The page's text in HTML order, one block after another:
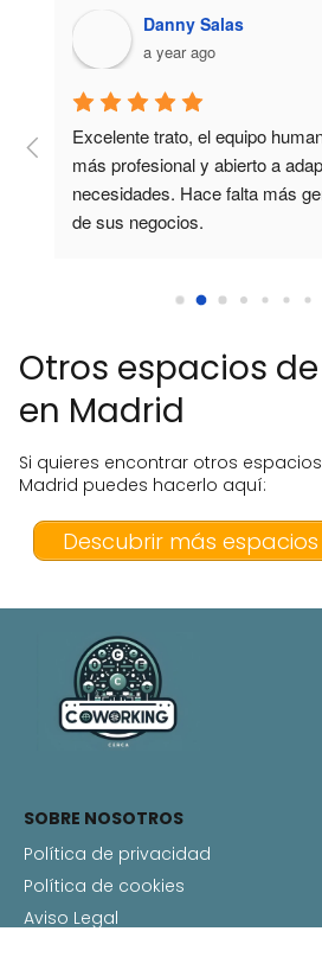
Danny Salas
a year ago
Excelente trato, el equipo
más profesional y abierto a
necesidades. Hace falta más
de sus negocios.
Otros espacios
en Madrid
Si quieres encontrar otros
Madrid puedes hacerlo aquí:
Descubrir más
SOBRE NOSOTROS
Política de privacidad
Política de cookies
Aviso Legal